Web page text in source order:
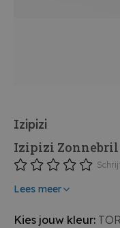
Izipizi
Izipizi Zonnebril
Lees meer
Kies jouw kleur: